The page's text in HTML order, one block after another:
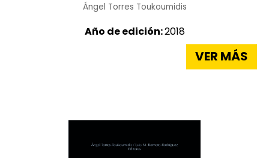
Ángel Torres Toukoumidis
Año de edición:2018
VER MÁS